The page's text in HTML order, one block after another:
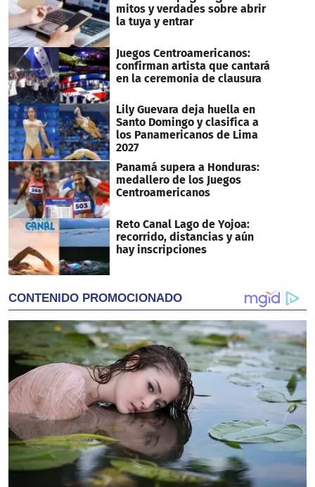
mitos y verdades sobre abrir
la tuya y entrar
Juegos Centroamericanos:
confirman artista que cantará
en la ceremonia de clausura
Lily Guevara deja huella en
Santo Domingo y clasifica a
los Panamericanos de Lima
2027
Panamá supera a Honduras:
medallero de los Juegos
Centroamericanos
Reto Canal Lago de Yojoa:
recorrido, distancias y aún
hay inscripciones